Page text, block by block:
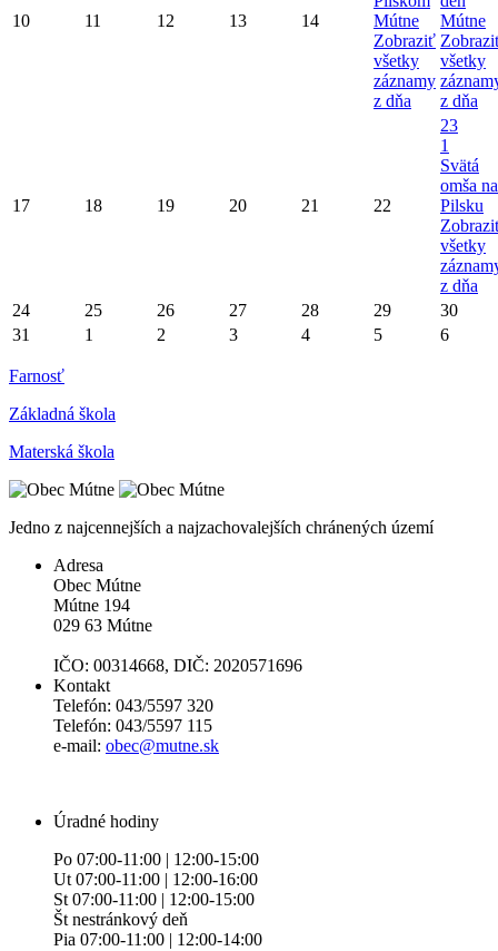
10 11 12 13 14
Mútne
Zobraziť
všetky
záznamy
z dňa
Mútne
všetky
z dňa
17 18 19 20 21 22
23
1
Svätá
omša na
Pilsku
všetky
z dňa
24
25 26 27 28 29
30
31
1 2 3 4 5 6
Farnosť
Základná škola
Materská škola
Jedno z najcennejších a najzachovalejších chránených území
Adresa
Obec Mútne
Mútne 194
029 63 Mútne
IČO: 00314668, DIČ: 2020571696
Kontakt
Telefón: 043/5597 320
Telefón: 043/5597 115
e-mail: obec@mutne.sk
Úradné hodiny
Po 07:00-11:00 | 12:00-15:00
Ut 07:00-11:00 | 12:00-16:00
St 07:00-11:00 | 12:00-15:00
Št nestránkový deň
Pia 07:00-11:00 | 12:00-14:00